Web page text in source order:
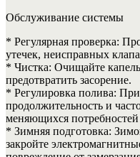
Обслуживание системы
* Регулярная проверка:
утечек, неисправных
* Чистка: Очищайте
предотвратить засорение.
* Регулировка полива:
продолжительность и
меняющихся
* Зимняя подготовка:
закройте